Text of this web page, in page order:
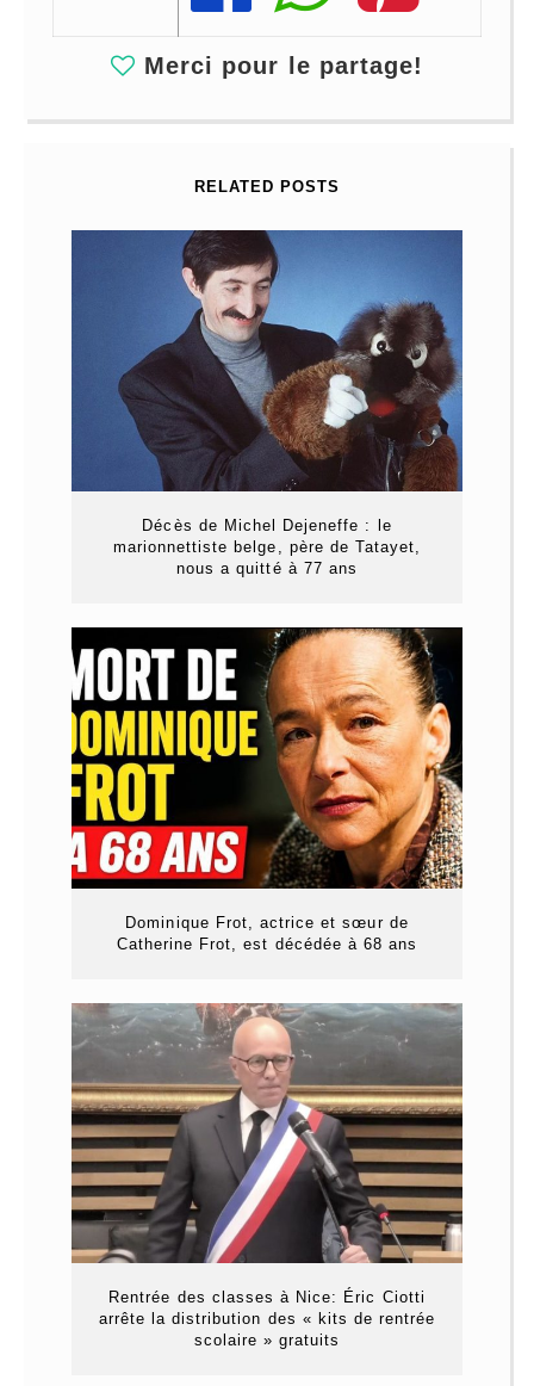
Merci pour le partage!
RELATED POSTS
Décès de Michel Dejeneffe : le
marionnettiste belge, père de Tatayet,
nous a quitté à 77 ans
Dominique Frot, actrice et sœur de
Catherine Frot, est décédée à 68 ans
Rentrée des classes à Nice: Éric Ciotti
arrête la distribution des « kits de rentrée
scolaire » gratuits